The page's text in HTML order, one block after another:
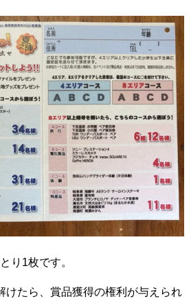
り1枚です。
けたら、賞品獲得の権利が与えられ